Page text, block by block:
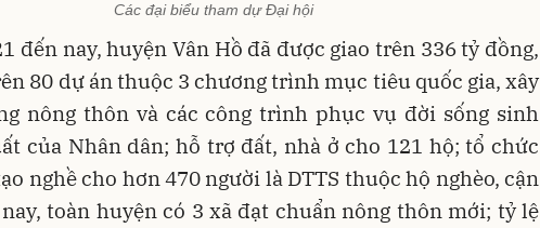
Các đại biểu tham dự Đại hội
đến nay, huyện Vân Hồ đã được giao trên 336 tỷ đồng,
80 dự án thuộc 3 chương trình mục tiêu quốc gia, xây
nông thôn và các công trình phục vụ đời sống sinh
của Nhân dân; hỗ trợ đất, nhà ở cho 121 hộ; tổ chức
nghề cho hơn 470 người là DTTS thuộc hộ nghèo, cận
toàn huyện có 3 xã đạt chuẩn nông thôn mới; tỷ lệ